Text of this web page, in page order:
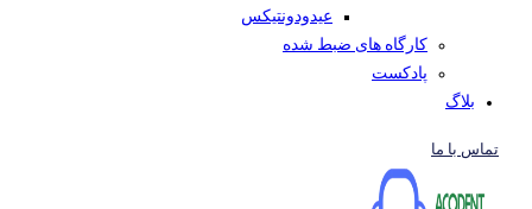
عیدودونتیکس
کارگاه های ضبط شده
پادکست
بلاگ
تماس با ما